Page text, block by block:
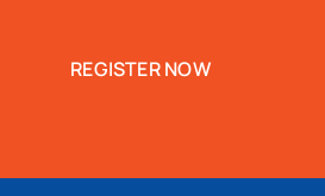
REGISTER NOW